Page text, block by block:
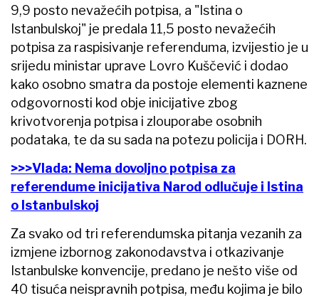
9,9 posto nevažećih potpisa, a "Istina o
Istanbulskoj" je predala 11,5 posto nevažećih
potpisa za raspisivanje referenduma, izvijestio je u
srijedu ministar uprave Lovro Kuščević i dodao
kako osobno smatra da postoje elementi kaznene
odgovornosti kod obje inicijative zbog
krivotvorenja potpisa i zlouporabe osobnih
podataka, te da su sada na potezu policija i DORH.
>>>Vlada: Nema dovoljno potpisa za
referendume inicijativa Narod odlučuje i Istina
o Istanbulskoj
Za svako od tri referendumska pitanja vezanih za
izmjene izbornog zakonodavstva i otkazivanje
Istanbulske konvencije, predano je nešto više od
40 tisuća neispravnih potpisa, među kojima je bilo